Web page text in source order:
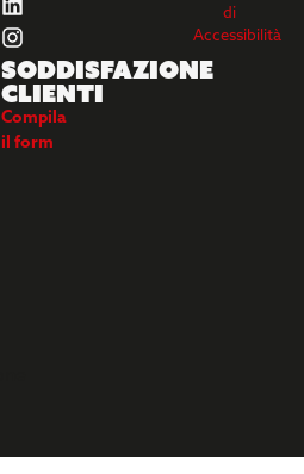
Soddisfazione
clienti
Compila
il form
di
Accessibilità